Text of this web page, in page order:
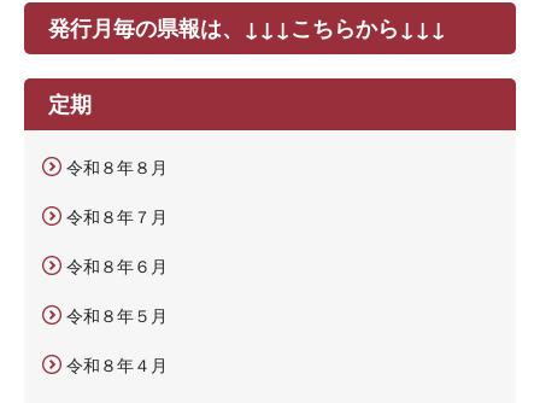
発行月毎の県報は、↓↓↓こちらから↓↓↓
定期
令和８年８月
令和８年７月
令和８年６月
令和８年５月
令和８年４月